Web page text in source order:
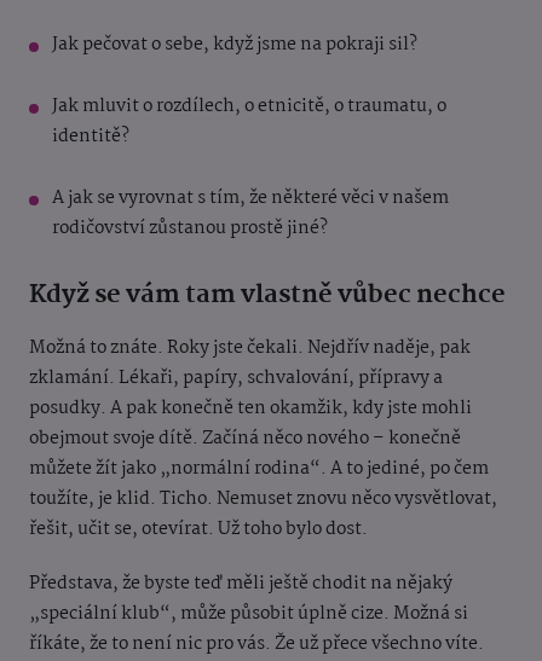
Jak pečovat o sebe, když jsme na pokraji sil?
Jak mluvit o rozdílech, o etnicitě, o traumatu, o
identitě?
A jak se vyrovnat s tím, že některé věci v našem
rodičovství zůstanou prostě jiné?
Když se vám tam vlastně vůbec nechce
Možná to znáte. Roky jste čekali. Nejdřív naděje, pak
zklamání. Lékaři, papíry, schvalování, přípravy a
posudky. A pak konečně ten okamžik, kdy jste mohli
obejmout svoje dítě. Začíná něco nového – konečně
můžete žít jako „normální rodina“. A to jediné, po čem
toužíte, je klid. Ticho. Nemuset znovu něco vysvětlovat,
řešit, učit se, otevírat. Už toho bylo dost.
Představa, že byste teď měli ještě chodit na nějaký
„speciální klub“, může působit úplně cize. Možná si
říkáte, že to není nic pro vás. Že už přece všechno víte.